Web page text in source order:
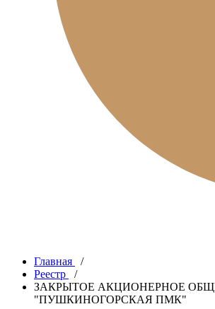
Главная
/
Реестр
/
ЗАКРЫТОЕ АКЦИОНЕРНОЕ
"ПУШКИНОГОРСКАЯ ПМК"